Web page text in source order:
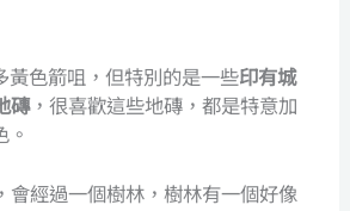
黃色箭咀，但特別的是一些印有城
磚，很喜歡這些地磚，都是特意加
。
會經過一個樹林，樹林有一個好像